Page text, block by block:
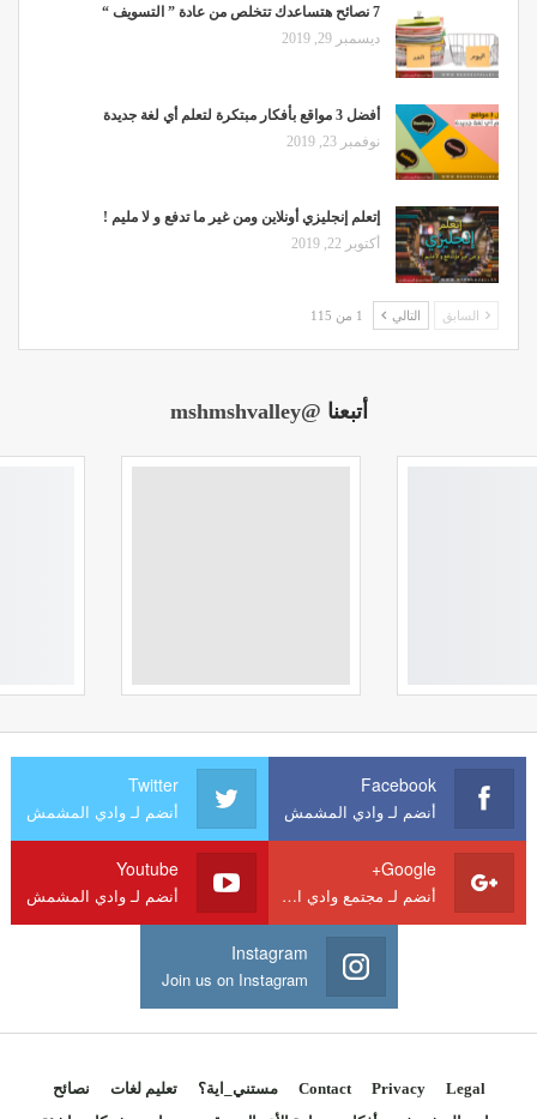
7 نصائح هتساعدك تتخلص من عادة ” التسويف “
ديسمبر 29, 2019
أفضل 3 مواقع بأفكار مبتكرة لتعلم أي لغة جديدة
نوفمبر 23, 2019
إتعلم إنجليزي أونلاين ومن غير ما تدفع و لا مليم !
أكتوبر 22, 2019
السابق التالي 1 من 115
أتبعنا @mshmshvalley
Facebook
أنضم لـ وادي المشمش
Twitter
أنضم لـ وادي المشمش
Google+
أنضم لـ مجتمع وادي المشمش
Youtube
أنضم لـ وادي المشمش
Instagram
Join us on Instagram
Legal
Privacy
Contact مستني_اية؟ تعليم لغات
نصائح